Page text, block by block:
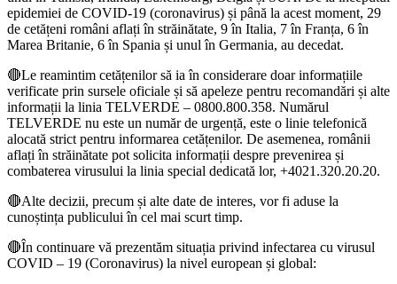
epidemiei de COVID-19 (coronavirus) și până la acest moment, 29
de cetățeni români aflați în străinătate, 9 în Italia, 7 în Franța, 6 în
Marea Britanie, 6 în Spania și unul în Germania, au decedat.
🔴Le reamintim cetățenilor să ia în considerare doar informațiile
verificate prin sursele oficiale și să apeleze pentru recomandări și alte
informații la linia TELVERDE – 0800.800.358. Numărul
TELVERDE nu este un număr de urgență, este o linie telefonică
alocată strict pentru informarea cetățenilor. De asemenea, românii
aflați în străinătate pot solicita informații despre prevenirea și
combaterea virusului la linia special dedicată lor, +4021.320.20.20.
🔴Alte decizii, precum și alte date de interes, vor fi aduse la
cunoștința publicului în cel mai scurt timp.
🔴În continuare vă prezentăm situația privind infectarea cu virusul
COVID – 19 (Coronavirus) la nivel european și global: